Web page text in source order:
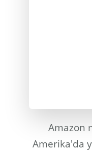
Amazon
Amerika'da